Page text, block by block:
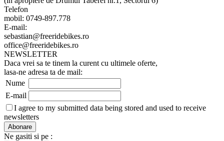
Telefon
mobil: 0749-897.778
E-mail:
sebastian@freeridebikes.ro
office@freeridebikes.ro
NEWSLETTER
Daca vrei sa te tinem la curent cu ultimele oferte,
lasa-ne adresa ta de mail:
Nume
E-mail
I agree to my submitted data being stored and used to receive
newsletters
Ne gasiti si pe :